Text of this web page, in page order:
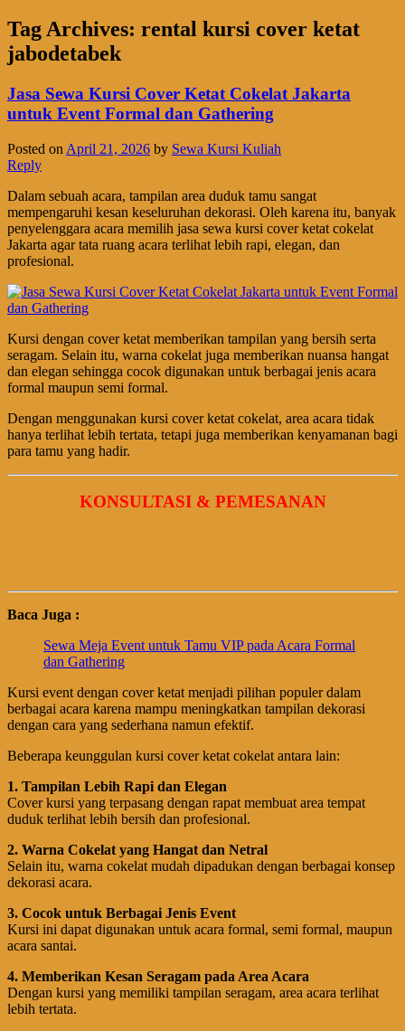
Tag Archives: rental kursi cover ketat
jabodetabek
Jasa Sewa Kursi Cover Ketat Cokelat Jakarta
untuk Event Formal dan Gathering
Posted on April 21, 2026 by Sewa Kursi Kuliah
Reply
Dalam sebuah acara, tampilan area duduk tamu sangat
mempengaruhi kesan keseluruhan dekorasi. Oleh karena itu, banyak
penyelenggara acara memilih jasa sewa kursi cover ketat cokelat
Jakarta agar tata ruang acara terlihat lebih rapi, elegan, dan
profesional.
Kursi dengan cover ketat memberikan tampilan yang bersih serta
seragam. Selain itu, warna cokelat juga memberikan nuansa hangat
dan elegan sehingga cocok digunakan untuk berbagai jenis acara
formal maupun semi formal.
Dengan menggunakan kursi cover ketat cokelat, area acara tidak
hanya terlihat lebih tertata, tetapi juga memberikan kenyamanan bagi
para tamu yang hadir.
KONSULTASI & PEMESANAN
Baca Juga :
Sewa Meja Event untuk Tamu VIP pada Acara Formal
dan Gathering
Kursi event dengan cover ketat menjadi pilihan populer dalam
berbagai acara karena mampu meningkatkan tampilan dekorasi
dengan cara yang sederhana namun efektif.
Beberapa keunggulan kursi cover ketat cokelat antara lain:
1. Tampilan Lebih Rapi dan Elegan
Cover kursi yang terpasang dengan rapat membuat area tempat
duduk terlihat lebih bersih dan profesional.
2. Warna Cokelat yang Hangat dan Netral
Selain itu, warna cokelat mudah dipadukan dengan berbagai konsep
dekorasi acara.
3. Cocok untuk Berbagai Jenis Event
Kursi ini dapat digunakan untuk acara formal, semi formal, maupun
acara santai.
4. Memberikan Kesan Seragam pada Area Acara
Dengan kursi yang memiliki tampilan seragam, area acara terlihat
lebih tertata.